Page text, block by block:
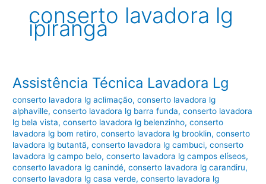
conserto lavadora lg
ipiranga
Assistência Técnica Lavadora Lg
conserto lavadora lg aclimação,conserto lavadora lg
alphaville,conserto lavadora lg barra funda,conserto lavadora
lg bela vista,conserto lavadora lg belenzinho,conserto
lavadora lg bom retiro,conserto lavadora lg brooklin,conserto
lavadora lg butantã,conserto lavadora lg cambuci,conserto
lavadora lg campo belo,conserto lavadora lg campos elíseos,
conserto lavadora lg canindé,conserto lavadora lg carandiru,
conserto lavadora lg casa verde,conserto lavadora lg